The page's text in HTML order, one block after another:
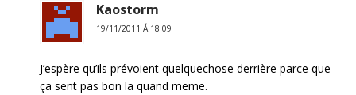
Kaostorm
19/11/2011 Á 18:09
J’espère qu’ils prévoient quelquechose derrière parce que
ça sent pas bon la quand meme.